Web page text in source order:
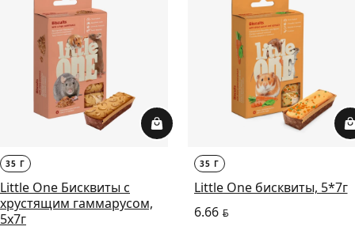
35 Г
Little One Бисквиты с
хрустящим гаммарусом,
5х7г
35 Г
Little One бисквиты, 5*7г
6.66BYN